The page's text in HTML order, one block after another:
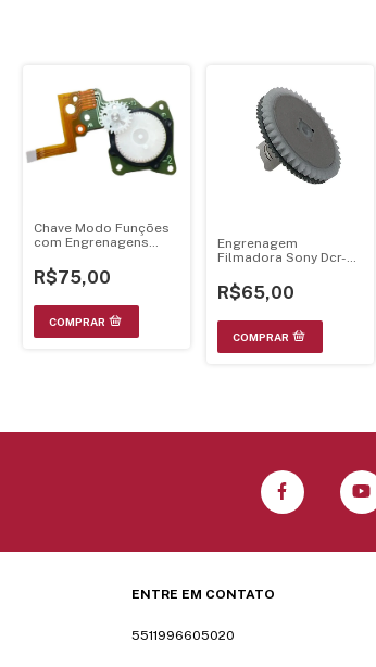
Chave Modo Funções
com Engrenagens
AXM2U / GR-AXM20U
R$75,00
Engrenagem
Filmadora Sony Dcr-
R$65,00
ENTRE EM CONTATO
5511996605020